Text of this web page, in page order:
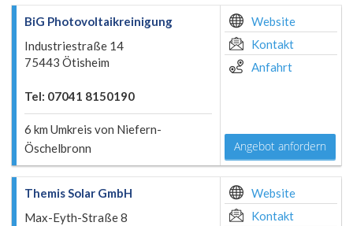
BiG Photovoltaikreinigung
Industriestraße 14
75443 Ötisheim
Tel: 07041 8150190
6 km Umkreis von Niefern-
Öschelbronn
Website
Kontakt
Anfahrt
Angebot anfordern
Themis Solar GmbH
Max-Eyth-Straße 8
Website
Kontakt